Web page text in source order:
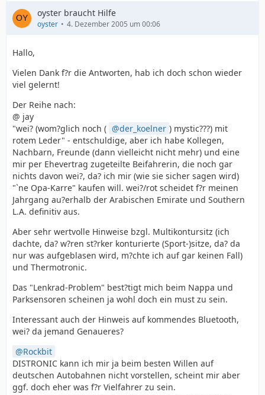
oyster braucht Hilfe
oyster 4. Dezember 2005 um 00:06
Hallo,
Vielen Dank f?r die Antworten, hab ich doch schon wieder
viel gelernt!
Der Reihe nach:
@ jay
"wei? (wom?glich noch (
der_koelner ) mystic???) mit
rotem Leder" - entschuldige, aber ich habe Kollegen,
Nachbarn, Freunde (dann vielleicht nicht mehr) und eine
mir per Ehevertrag zugeteilte Beifahrerin, die noch gar
nichts davon wei?, da? ich mir (wie sie sicher sagen wird)
"`ne Opa-Karre" kaufen will. wei?/rot scheidet f?r meinen
Jahrgang au?erhalb der Arabischen Emirate und Southern
L.A. definitiv aus.
Aber sehr wertvolle Hinweise bzgl. Multikontursitz (ich
dachte, da? w?ren st?rker konturierte (Sport-)sitze, da? da
nur was aufgeblasen wird, m?chte ich auf gar keinen Fall)
und Thermotronic.
Das "Lenkrad-Problem" best?tigt mich beim Nappa und
Parksensoren scheinen ja wohl doch ein must zu sein.
Interessant auch der Hinweis auf kommendes Bluetooth,
wei? da jemand Genaueres?
Rockbit
DISTRONIC kann ich mir ja beim besten Willen auf
deutschen Autobahnen nicht vorstellen, scheint mir aber
ggf. doch eher was f?r Vielfahrer zu sein.